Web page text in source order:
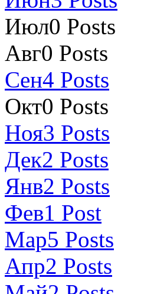
Июл0 Posts
Авг0 Posts
Сен4 Posts
Окт0 Posts
Ноя3 Posts
Дек2 Posts
Янв2 Posts
Фев1 Post
Мар5 Posts
Апр2 Posts